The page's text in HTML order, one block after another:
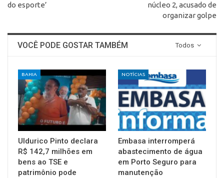
do esporte’
núcleo 2, acusado de
organizar golpe
Todos
VOCÊ PODE GOSTAR TAMBÉM
BAHIA
Uldurico Pinto declara
R$ 142,7 milhões em
bens ao TSE e
patrimônio pode
NOTÍCIAS
Embasa interromperá
abastecimento de água
em Porto Seguro para
manutenção